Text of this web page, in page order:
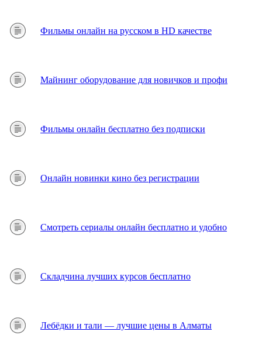
Фильмы онлайн на русском в HD качестве
Майнинг оборудование для новичков и профи
Фильмы онлайн бесплатно без подписки
Онлайн новинки кино без регистрации
Смотреть сериалы онлайн бесплатно и удобно
Складчина лучших курсов бесплатно
Лебёдки и тали — лучшие цены в Алматы